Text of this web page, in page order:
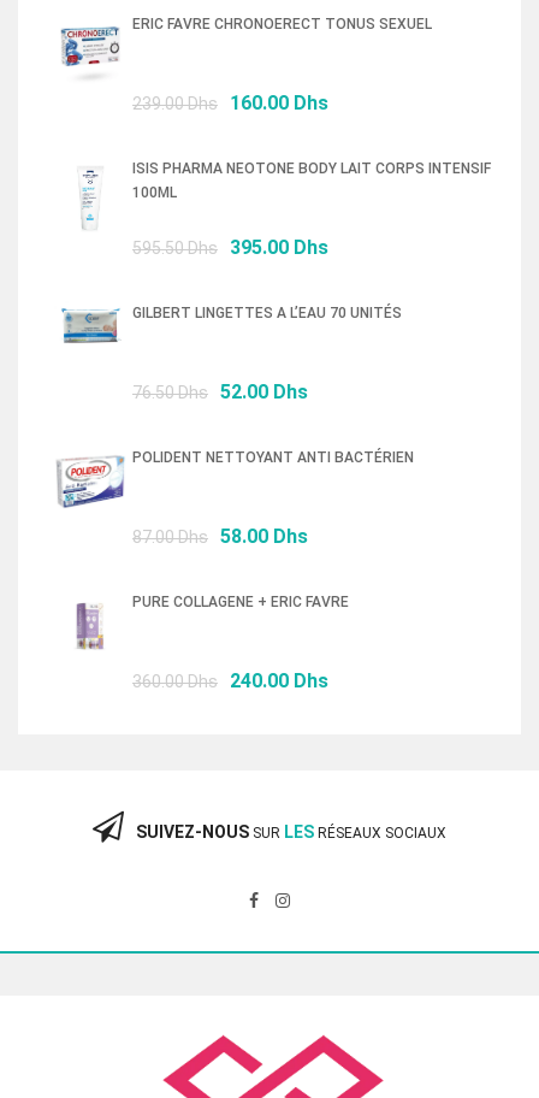
ERIC FAVRE CHRONOERECT TONUS SEXUEL
239.00Dhs
Le
initial
160.00 DhsLe
actuel
ISIS PHARMA NEOTONE BODY LAIT CORPS INTENSIF
100ML
595.50Dhs
Le
initial
395.00 DhsLe
actuel
GILBERT LINGETTES A L’EAU 70 UNITÉS
76.50Dhs
Le
initial
52.00 DhsLe
actuel
POLIDENT NETTOYANT ANTI BACTÉRIEN
87.00Dhs
Le
initial
58.00 DhsLe
actuel
PURE COLLAGENE + ERIC FAVRE
360.00Dhs
Le
240.00 DhsLe
SUIVEZ-NOUS SUR LES RÉSEAUX SOCIAUX